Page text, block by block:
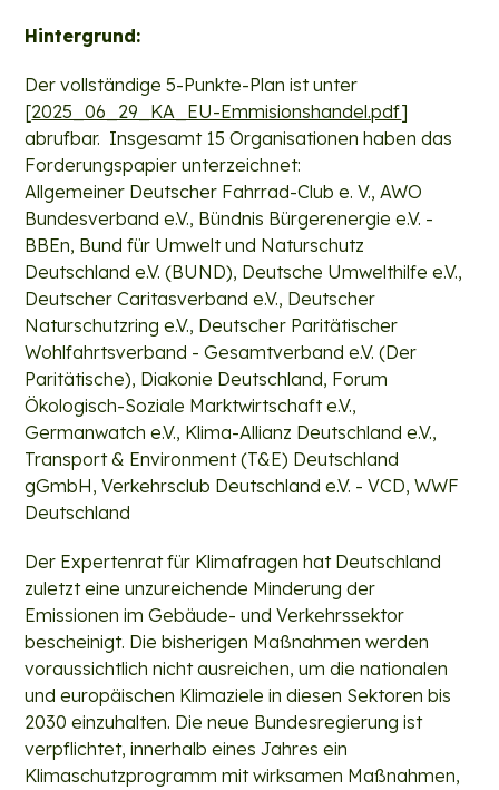
Hintergrund:
Der vollständige 5-Punkte-Plan ist unter
[2025_06_29_KA_EU-Emmisionshandel.pdf]
abrufbar. Insgesamt 15 Organisationen haben das
Forderungspapier unterzeichnet:
Allgemeiner Deutscher Fahrrad-Club e. V., AWO
Bundesverband e.V., Bündnis Bürgerenergie e.V. -
BBEn, Bund für Umwelt und Naturschutz
Deutschland e.V. (BUND), Deutsche Umwelthilfe e.V.,
Deutscher Caritasverband e.V., Deutscher
Naturschutzring e.V., Deutscher Paritätischer
Wohlfahrtsverband - Gesamtverband e.V. (Der
Paritätische), Diakonie Deutschland, Forum
Ökologisch-Soziale Marktwirtschaft e.V.,
Germanwatch e.V., Klima-Allianz Deutschland e.V.,
Transport & Environment (T&E) Deutschland
gGmbH, Verkehrsclub Deutschland e.V. - VCD, WWF
Deutschland
Der Expertenrat für Klimafragen hat Deutschland
zuletzt eine unzureichende Minderung der
Emissionen im Gebäude- und Verkehrssektor
bescheinigt. Die bisherigen Maßnahmen werden
voraussichtlich nicht ausreichen, um die nationalen
und europäischen Klimaziele in diesen Sektoren bis
2030 einzuhalten. Die neue Bundesregierung ist
verpflichtet, innerhalb eines Jahres ein
Klimaschutzprogramm mit wirksamen Maßnahmen,